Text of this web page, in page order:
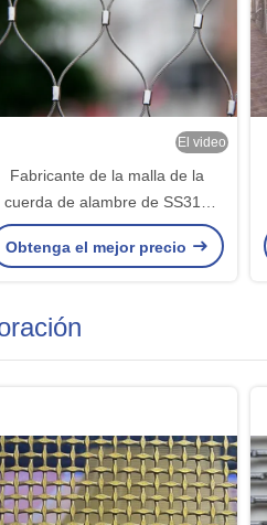
El video
Fabricante de la malla de la
cuerda de alambre de SS316
m para la malla del
zoológico de Avairy
Obtenga el mejor precio